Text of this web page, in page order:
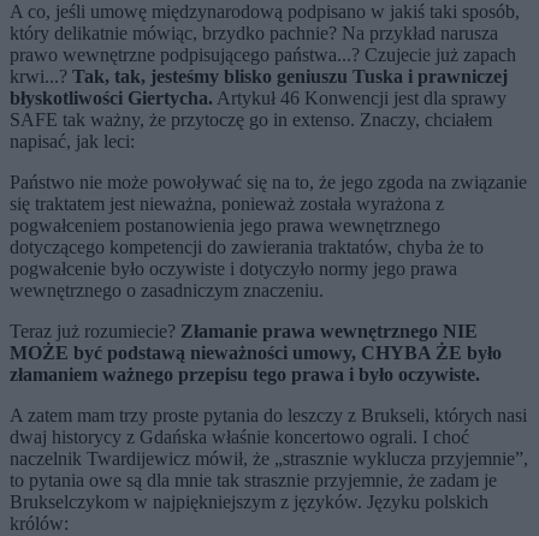
A co, jeśli umowę międzynarodową podpisano w jakiś taki sposób,
który delikatnie mówiąc, brzydko pachnie? Na przykład narusza
prawo wewnętrzne podpisującego państwa...? Czujecie już zapach
krwi...? Tak, tak, jesteśmy blisko geniuszu Tuska i prawniczej
błyskotliwości Giertycha. Artykuł 46 Konwencji jest dla sprawy
SAFE tak ważny, że przytoczę go in extenso. Znaczy, chciałem
napisać, jak leci:
Państwo nie może powoływać się na to, że jego zgoda na związanie
się traktatem jest nieważna, ponieważ została wyrażona z
pogwałceniem postanowienia jego prawa wewnętrznego
dotyczącego kompetencji do zawierania traktatów, chyba że to
pogwałcenie było oczywiste i dotyczyło normy jego prawa
wewnętrznego o zasadniczym znaczeniu.
Teraz już rozumiecie? Złamanie prawa wewnętrznego NIE
MOŻE być podstawą nieważności umowy, CHYBA ŻE było
złamaniem ważnego przepisu tego prawa i było oczywiste.
A zatem mam trzy proste pytania do leszczy z Brukseli, których nasi
dwaj historycy z Gdańska właśnie koncertowo ograli. I choć
naczelnik Twardijewicz mówił, że „strasznie wyklucza przyjemnie”,
to pytania owe są dla mnie tak strasznie przyjemnie, że zadam je
Brukselczykom w najpiękniejszym z języków. Języku polskich
królów: